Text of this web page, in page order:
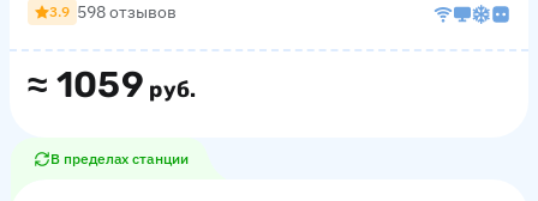
≈ 1059 руб.
3.9 598 отзывов
В пределах станции